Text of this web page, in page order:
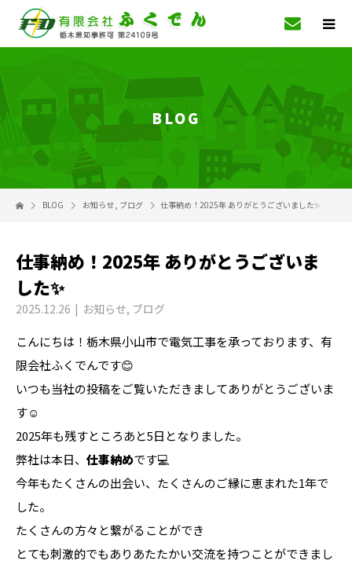
BLOG
BLOG お知らせ, ブログ 仕事納め！2025年 ありがとうございました✨
仕事納め！2025年 ありがとうございま
した✨
2025.12.26 お知らせ, ブログ
こんにちは！栃木県小山市で電気工事を承っております、有
限会社ふくでんです😊
いつも当社の投稿をご覧いただきましてありがとうございま
す☺️
2025年も残すところあと5日となりました。
弊社は本日、 仕事納めです💻
今年もたくさんの出会い、たくさんのご縁に恵まれた1年で
した。
たくさんの方々と繋がることができ
とても刺激的でもありあたたかい交流を持つことができまし